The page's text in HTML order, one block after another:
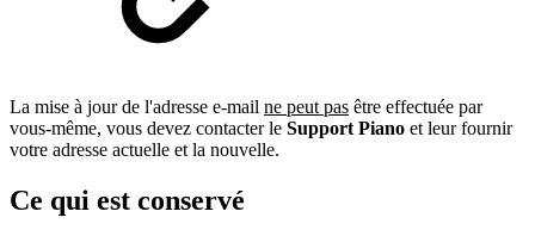
La mise à jour de l'adresse e-mail ne peut pas être effectuée par
vous-même, vous devez contacter le Support Piano et leur fournir
votre adresse actuelle et la nouvelle.
Ce qui est conservé